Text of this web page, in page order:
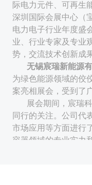
际电力元件、可再生
深圳国际会展中心（
电力电子行业年度盛
业、行业专家及专业
势，交流技术创新成果
无锡宸瑞新能源有
为绿色能源领域的佼
案亮相展会，受到了
展会期间，宸瑞
同行的关注。公司代
市场应用等方面进行
容器领域的专业实力